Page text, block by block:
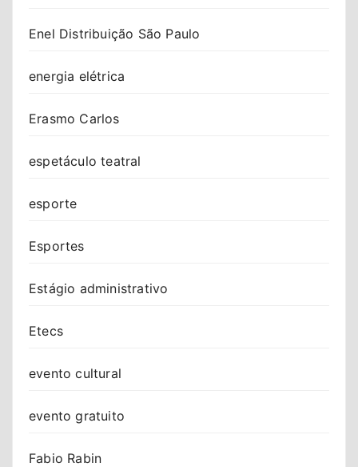
Enel Distribuição São Paulo
energia elétrica
Erasmo Carlos
espetáculo teatral
esporte
Esportes
Estágio administrativo
Etecs
evento cultural
evento gratuito
Fabio Rabin